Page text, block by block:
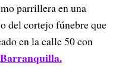
parrillera en una
del cortejo fúnebre que
en la calle 50 con
Barranquilla.